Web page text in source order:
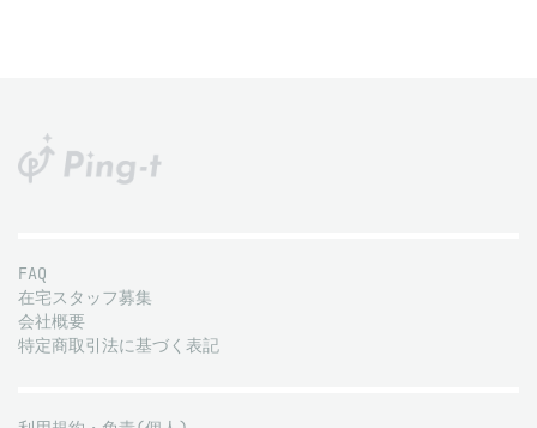
FAQ
在宅スタッフ募集
会社概要
特定商取引法に基づく表記